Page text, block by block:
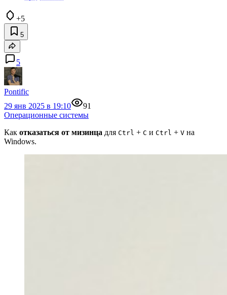
+5
5
5
Pontific
29 янв 2025 в 19:10
91
Операционные системы
Как отказаться от мизинца для Ctrl + C и Ctrl + V на
Windows.